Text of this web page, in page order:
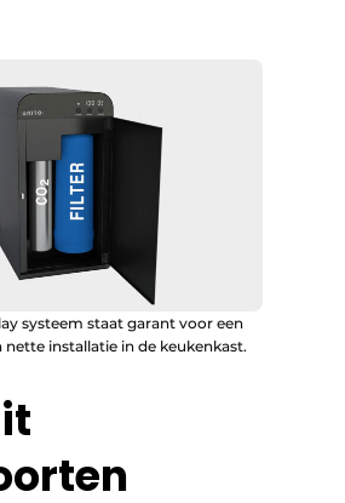
systeem staat garant voor een
nette installatie in de keukenkast.